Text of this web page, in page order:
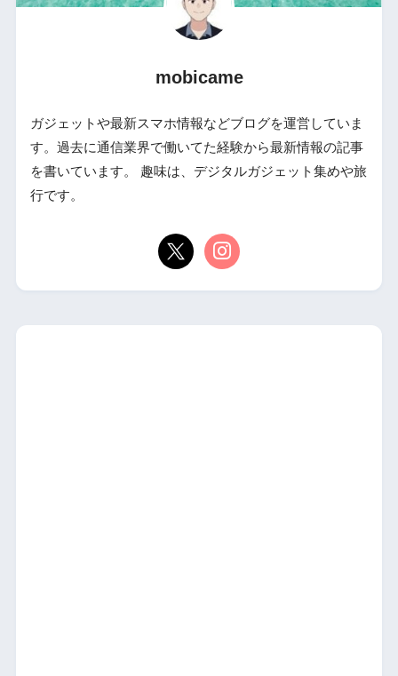
mobicame
ガジェットや最新スマホ情報などブログを運営していま
す。過去に通信業界で働いてた経験から最新情報の記事
を書いています。 趣味は、デジタルガジェット集めや旅
行です。